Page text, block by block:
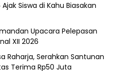
Siswa di Kahu Biasakan
Upacara Pelepasan
XII 2026
Raharja, Serahkan Santunan
Terima Rp50 Juta